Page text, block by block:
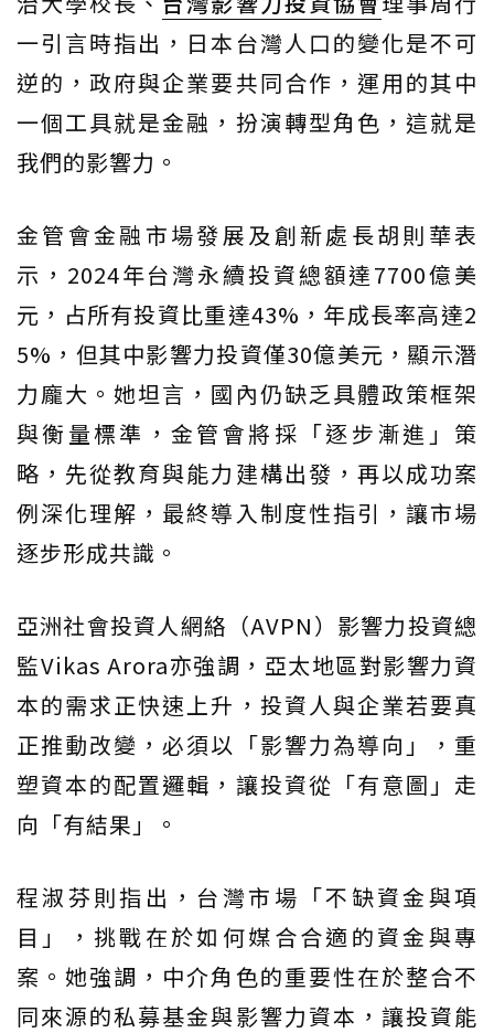
一引言時指出，日本台灣人口的變化是不可
逆的，政府與企業要共同合作，運用的其中
一個工具就是金融，扮演轉型角色，這就是
我們的影響力。
金管會金融市場發展及創新處長胡則華表
示，2024年台灣永續投資總額達7700億美
元，占所有投資比重達43%，年成長率高達2
5%，但其中影響力投資僅30億美元，顯示潛
力龐大。她坦言，國內仍缺乏具體政策框架
與衡量標準，金管會將採「逐步漸進」策
略，先從教育與能力建構出發，再以成功案
例深化理解，最終導入制度性指引，讓市場
逐步形成共識。
亞洲社會投資人網絡（AVPN）影響力投資總
監Vikas Arora亦強調，亞太地區對影響力資
本的需求正快速上升，投資人與企業若要真
正推動改變，必須以「影響力為導向」，重
塑資本的配置邏輯，讓投資從「有意圖」走
向「有結果」。
程淑芬則指出，台灣市場「不缺資金與項
目」，挑戰在於如何媒合合適的資金與專
案。她強調，中介角色的重要性在於整合不
同來源的私募基金與影響力資本，讓投資能